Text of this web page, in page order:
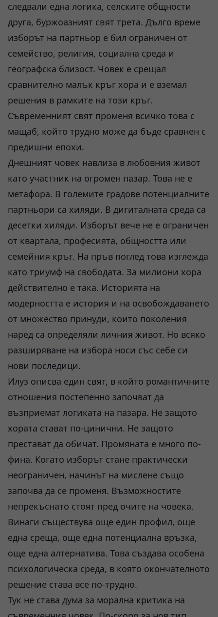
следвали една логика, селските общности
друга, буржоазният свят трета. Дълго време
изборът на партньор е бил ограничен от
семейство, религия, социална среда и
географска близост. Човек е срещал
сравнително малък кръг хора и е вземал
решения в рамките на този кръг.
Съвременният свят променя всичко това с
мащаб, който трудно може да бъде сравнен с
предишни епохи.
Днешният човек навлиза в любовния живот
като участник на огромен пазар. Това не е
метафора. В големите градове потенциалните
партньори са хиляди. В дигиталната среда са
десетки хиляди. Изборът вече не е ограничен
от квартала, професията, общността или
семейния кръг. На пръв поглед това изглежда
като триумф на свободата. За милиони хора
действително е така. Историята на
модерността е история и на освобождаването
от множество принуди, които поколения
наред са определяли личния живот. Но всяко
разширяване на избора носи със себе си
нови последици.
Илуз описва един свят, в който романтичните
отношения постепенно започват да
възприемат логиката на пазара. Не защото
хората стават по-цинични. Не защото
престават да обичат. Промяната е много по-
фина. Когато изборът стане практически
неограничен, начинът на мислене също
започва да се променя. Възможностите
непрекъснато стоят пред очите на човека.
Винаги съществува още един профил, още
една среща, още една потенциална връзка,
още една алтернатива. Това създава особена
психологическа среда, в която окончателното
решение става все по-трудно.
Тук не става дума за морална критика на